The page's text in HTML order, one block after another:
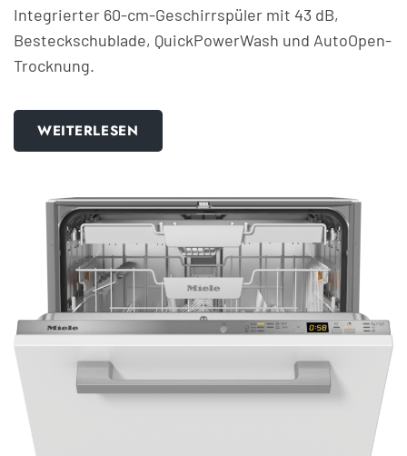
Integrierter 60-cm-Geschirrspüler mit 43 dB,
Besteckschublade, QuickPowerWash und AutoOpen-
Trocknung.
WEITERLESEN